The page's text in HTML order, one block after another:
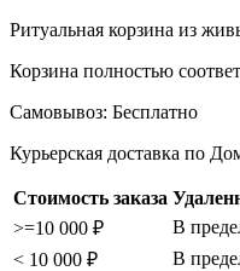
Ритуальная корзина из
Корзина полностью
Самовывоз: Бесплатно
Курьерская доставка по
Стоимость заказа
>=10 000 ₽
В
< 10 000 ₽
В